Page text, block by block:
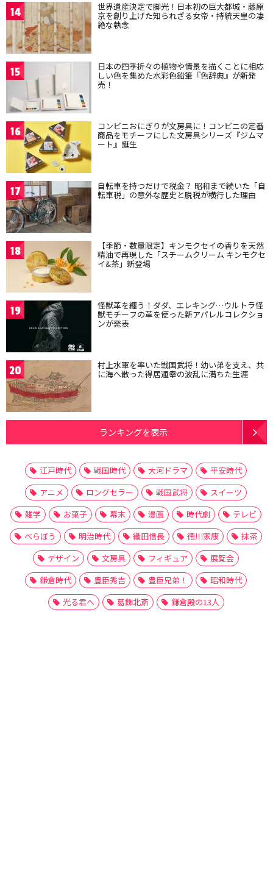
14 世界遺産決定で脚光！日本初の巨大都城・藤原
京を創り上げた知られざる女帝・持統天皇の凄
絶な執念
15 日本の四季折々の植物や情景を描くことに相応
しい色を集めた水彩色鉛筆『色辞典』が新発
売！
16 コンビニおにぎりが文房具に！コンビニの定番
商品をモチーフにした文房具シリーズ『ジムマ
ート』誕生
17 自転車を持つだけで税金？ 昭和まで続いた「自
転車税」の意外な歴史と脱税が横行した理由
18 【季節・数量限定】キンモクセイの香りを天然
精油で再現した「スチームクリーム キンモクセ
イ&茶」新登場
19 怪獣革を纏う！ダダ、エレキング…ウルトラ怪
獣モチーフの革を使った新アパレルコレクショ
ンが発表
20 村上水軍を率いた戦国武将！幼い弟を支え、共
に海へ散った得居通幸の波乱に満ちた生涯
ランキングを表示
江戸時代 戦国時代 大河ドラマ
平安時代
アニメ
ロングセラー 戦国武将
スイーツ
雑学
お菓子 幕末 漫画 時代劇
テレビ
べらぼう
明治時代 織田信長 徳川家康
抹茶
デザイン
文房具 フィギュア
展覧会
鎌倉時代
豊臣秀吉 豊臣兄弟！
昭和時代
光る君へ
葛飾北斎 鎌倉殿の13人